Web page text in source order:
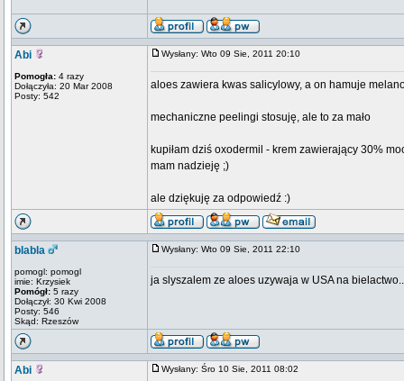
Abi
Pomogła: 4 razy
Dołączyła: 20 Mar 2008
Posty: 542
Wysłany: Wto 09 Sie, 2011 20:10
aloes zawiera kwas salicylowy, a on hamuje
mechaniczne peelingi stosuję, ale to za mało
kupiłam dziś oxodermil - krem zawierający 30%
mam nadzieję ;)
ale dziękuję za odpowiedź :)
blabla
pomogl: pomogl
imie: Krzysiek
Pomógł: 5 razy
Dołączył: 30 Kwi 2008
Posty: 546
Skąd: Rzeszów
Wysłany: Wto 09 Sie, 2011 22:10
ja slyszalem ze aloes uzywaja w USA na
Abi Wysłany: Śro 10 Sie, 2011 08:02